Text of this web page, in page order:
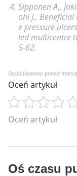
Sipponen A.,
ohi J., Beneficial
e pressure
led multicentre
5-62.
Opublikowano ponad
Oceń artykuł
Oceń artykuł
Oś czasu